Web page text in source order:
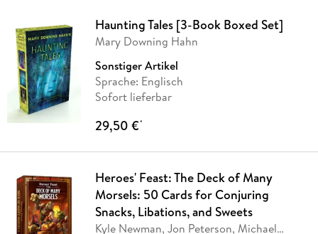
Haunting Tales [3-Book Boxed Set]
Mary Downing Hahn
Sonstiger Artikel
Sprache: Englisch
Sofort lieferbar
29,50 €*
Heroes' Feast: The Deck of Many
Morsels: 50 Cards for Conjuring
Snacks, Libations, and Sweets
Kyle Newman, Jon Peterson, Michael